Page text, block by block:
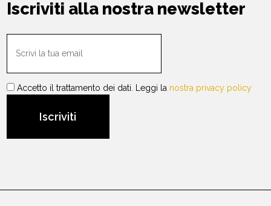
Iscriviti alla nostra newsletter
Accetto il trattamento dei dati. Leggi la nostra privacy policy